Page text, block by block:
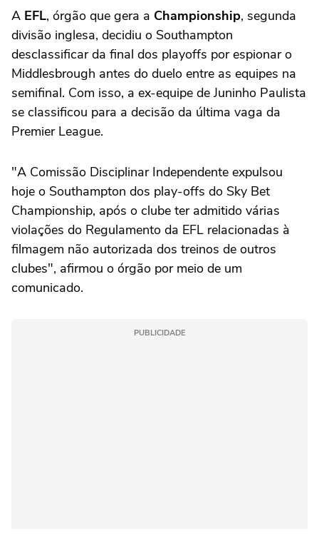
A EFL, órgão que gera a Championship, segunda
divisão inglesa, decidiu o Southampton
desclassificar da final dos playoffs por espionar o
Middlesbrough antes do duelo entre as equipes na
semifinal. Com isso, a ex-equipe de Juninho Paulista
se classificou para a decisão da última vaga da
Premier League.
"A Comissão Disciplinar Independente expulsou
hoje o Southampton dos play-offs do Sky Bet
Championship, após o clube ter admitido várias
violações do Regulamento da EFL relacionadas à
filmagem não autorizada dos treinos de outros
clubes", afirmou o órgão por meio de um
comunicado.
PUBLICIDADE